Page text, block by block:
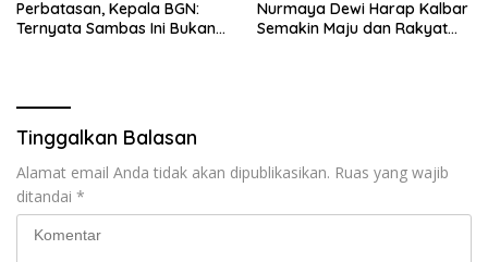
Perbatasan, Kepala BGN:
Ternyata Sambas Ini Bukan
Nurmaya Dewi Harap Kalbar
Semakin Maju dan Rakyat
Tinggalkan Balasan
Alamat email Anda tidak akan dipublikasikan. Ruas yang wajib
ditandai *